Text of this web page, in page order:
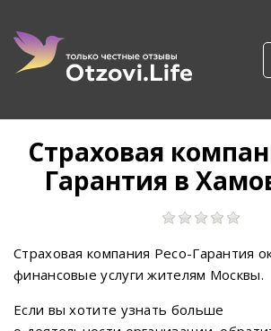
Страховая
Гарантия в
Страховая компания Ресо-Гарантия
финансовые услуги жителям Москвы.
Если вы хотите узнать больше